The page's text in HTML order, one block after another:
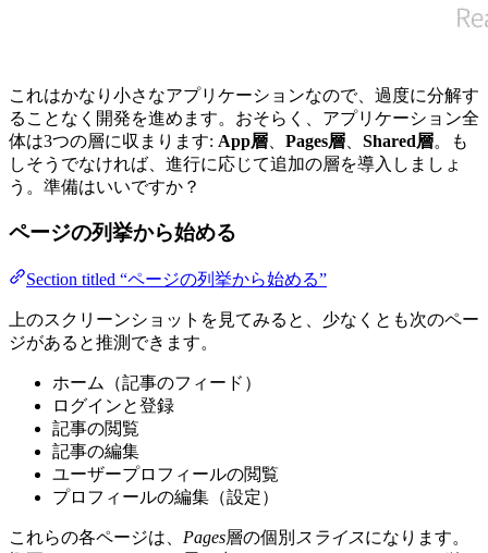
これはかなり小さなアプリケーションなので、過度に分解す
ることなく開発を進めます。おそらく、アプリケーション全
体は3つの層に収まります: App層 Pages層 Shared層。も
しそうでなければ、進行に応じて追加の層を導入しましょ
う。準備はいいですか？
ページの列挙から始める
Section titled “ページの列挙から始める”
上のスクリーンショットを見てみると、少なくとも次のペー
ジがあると推測できます。
ホーム（記事のフィード）
ログインと登録
記事の閲覧
記事の編集
ユーザープロフィールの閲覧
プロフィールの編集（設定）
これらの各ページは、 Pages層の個別 スライスになります。